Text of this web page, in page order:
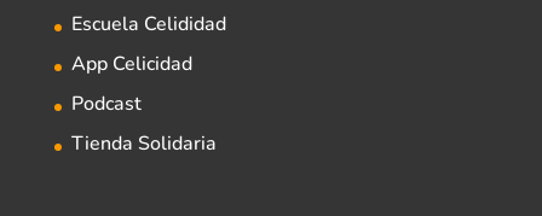
Escuela Celididad
App Celicidad
Podcast
Tienda Solidaria